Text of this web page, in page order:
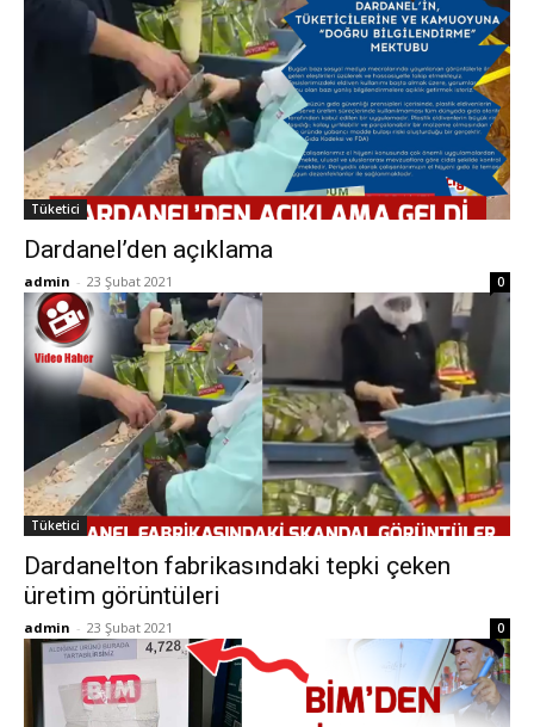
Tüketici
Dardanel’den açıklama
admin - 23 Şubat 2021 0
Tüketici
Dardanelton fabrikasındaki tepki çeken
üretim görüntüleri
admin - 23 Şubat 2021 0